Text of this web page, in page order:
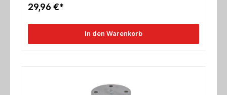
29,96 €*
In den Warenkorb